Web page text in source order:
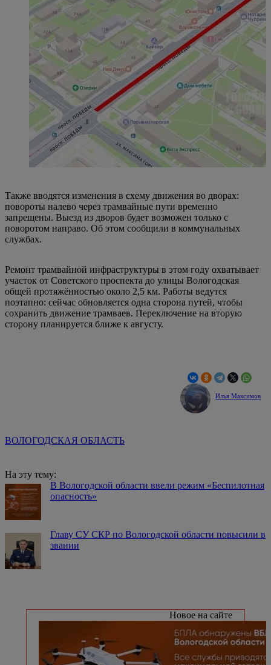
Также вводятся изменения в схему движения во дворах:
повороты налево через трамвайные пути временно
запрещены. Выезд из дворов будет возможен только с
поворотом направо. Об этом сообщили в коммунальных
службах.
Ремонт трамвайной инфраструктуры в этом году охватывает
участок от Советского проспекта до улицы Вологодская
общей протяжённостью около 2,5 км. Работы ведутся
поэтапно: сейчас обновляется одна сторона путей, чтобы
сохранить движение трамваев. Переключение на вторую
сторону планируется ближе к августу.
Илья Максимов
ВОЛОГОДСКАЯ ОБЛАСТЬ
На эту тему:
В Вологодской области ввели режим «Беспилотная
опасность»
Главу СУ СКР по Вологодской области повысили в
звании
Новое на сайте